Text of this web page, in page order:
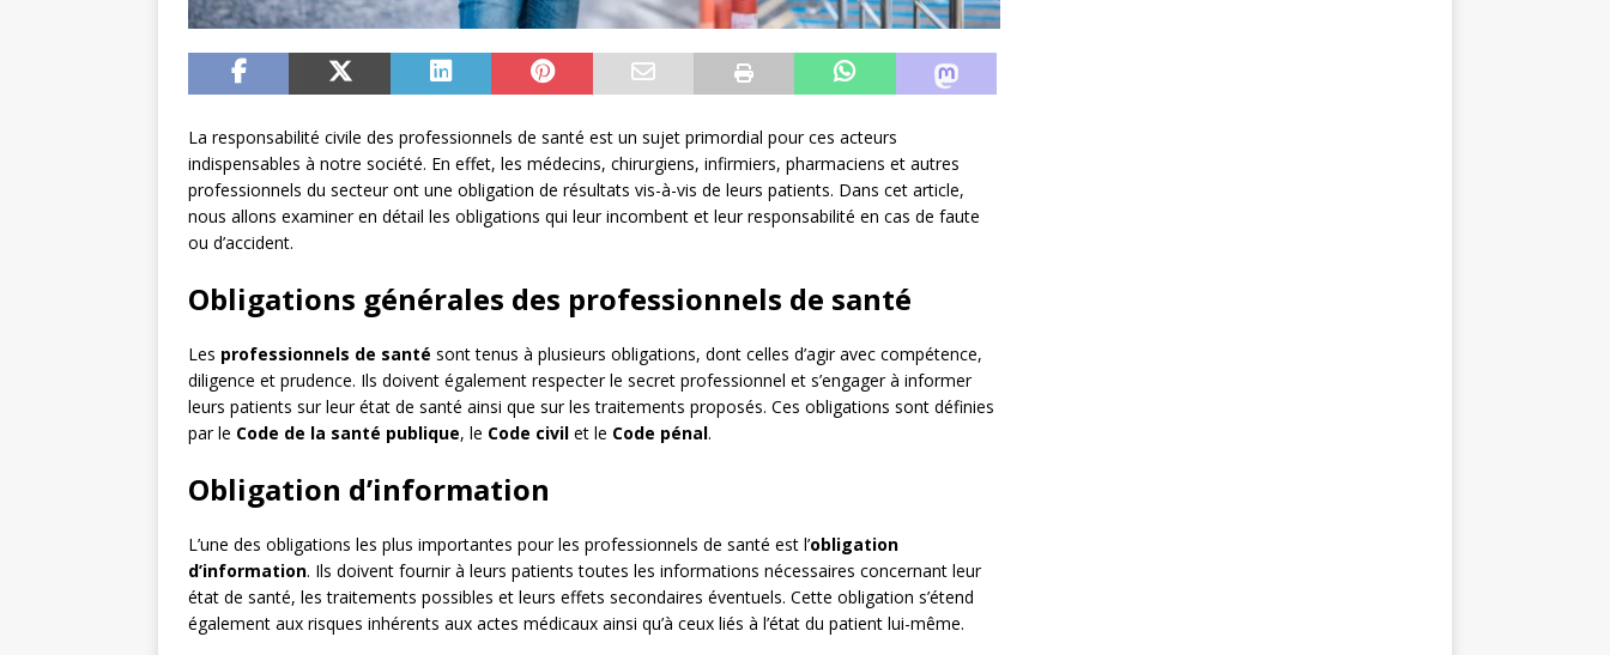
La responsabilité civile des professionnels de santé est un sujet primordial pour ces acteurs
indispensables à notre société. En effet, les médecins, chirurgiens, infirmiers, pharmaciens et autres
professionnels du secteur ont une obligation de résultats vis-à-vis de leurs patients. Dans cet article,
nous allons examiner en détail les obligations qui leur incombent et leur responsabilité en cas de faute
ou d’accident.
Obligations générales des professionnels de santé
Les professionnels de santé sont tenus à plusieurs obligations, dont celles d’agir avec compétence,
diligence et prudence. Ils doivent également respecter le secret professionnel et s’engager à informer
leurs patients sur leur état de santé ainsi que sur les traitements proposés. Ces obligations sont définies
par le Code de la santé publique, le Code civil et le Code pénal.
Obligation d’information
L’une des obligations les plus importantes pour les professionnels de santé est l’obligation
d’information. Ils doivent fournir à leurs patients toutes les informations nécessaires concernant leur
état de santé, les traitements possibles et leurs effets secondaires éventuels. Cette obligation s’étend
également aux risques inhérents aux actes médicaux ainsi qu’à ceux liés à l’état du patient lui-même.